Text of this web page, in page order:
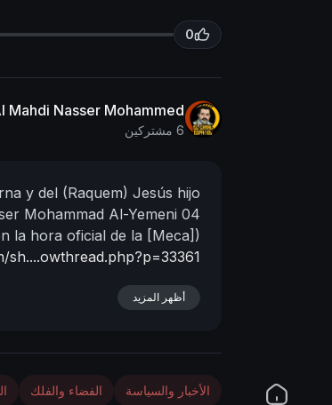
l
c
r
e
0
Mahdi Nasser Mohammed
6 مشتركين
y del (Raquem) Jesús hijo
Mohammad Al-Yemeni 04
la hora oficial de la [Meca])
sh....owthread.php?p=33361
أظهر المزيد
الأخبار والسياسة الفضاء والفلك